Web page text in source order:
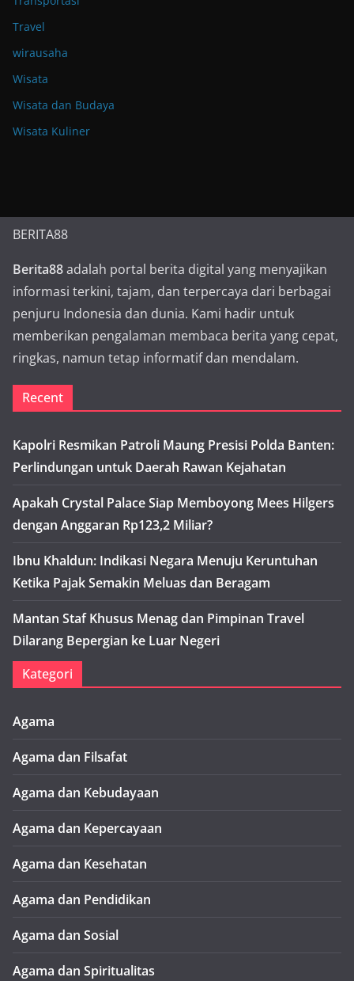
Travel
wirausaha
Wisata
Wisata dan Budaya
Wisata Kuliner
BERITA88
Berita88adalah portal berita digital yang menyajikan
informasi terkini, tajam, dan terpercaya dari berbagai
penjuru Indonesia dan dunia. Kami hadir untuk
memberikan pengalaman membaca berita yang cepat,
ringkas, namun tetap informatif dan mendalam.
Recent
Kapolri Resmikan Patroli Maung Presisi Polda Banten:
Perlindungan untuk Daerah Rawan Kejahatan
Apakah Crystal Palace Siap Memboyong Mees Hilgers
dengan Anggaran Rp123,2 Miliar?
Ibnu Khaldun: Indikasi Negara Menuju Keruntuhan
Ketika Pajak Semakin Meluas dan Beragam
Mantan Staf Khusus Menag dan Pimpinan Travel
Dilarang Bepergian ke Luar Negeri
Kategori
Agama
Agama dan Filsafat
Agama dan Kebudayaan
Agama dan Kepercayaan
Agama dan Kesehatan
Agama dan Pendidikan
Agama dan Sosial
Agama dan Spiritualitas